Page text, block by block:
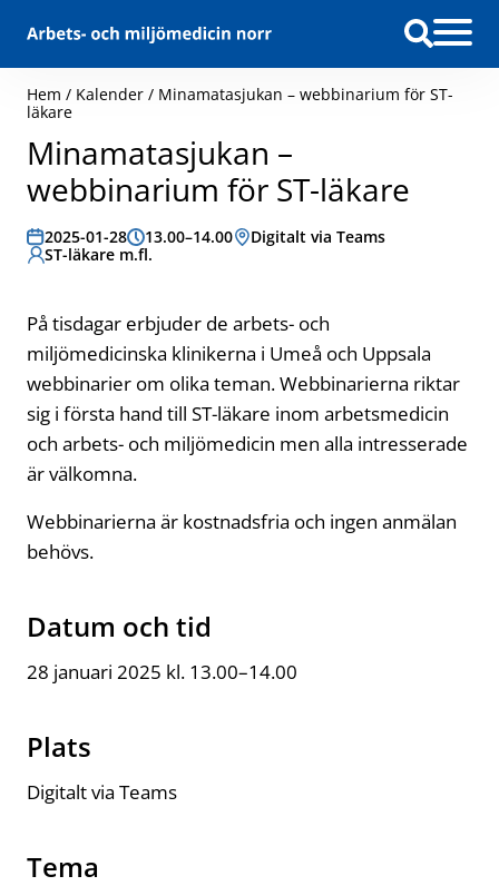
Hem / Kalender / Minamatasjukan – webbinarium för ST-
läkare
Minamatasjukan –
webbinarium för ST-läkare
Datum:
2025-01-28Tid:13.00–14.00Plats:
Digitalt via Teams
Målgrupp:
ST-läkare m.fl.
På tisdagar erbjuder de arbets- och
miljömedicinska klinikerna i Umeå och Uppsala
webbinarier om olika teman. Webbinarierna riktar
sig i första hand till ST-läkare inom arbetsmedicin
och arbets- och miljömedicin men alla intresserade
är välkomna.
Webbinarierna är kostnadsfria och ingen anmälan
behövs.
Datum och tid
28 januari 2025 kl. 13.00–14.00
Plats
Digitalt via Teams
Tema